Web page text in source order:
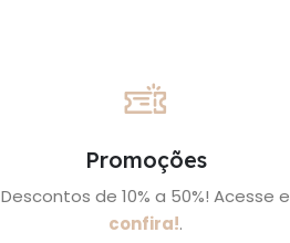
Promoções
Descontos de 10% a 50%! Acesse e
confira!.